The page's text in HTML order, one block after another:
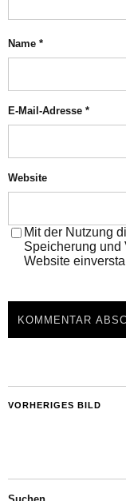
Name *
E-Mail-Adresse *
Website
Mit der Nutzung
Speicherung und
Website
VORHERIGES BILD